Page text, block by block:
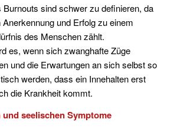
Burnouts sind schwer zu definieren, da
und Erfolg zu einem
des Menschen zählt.
es, wenn sich zwanghafte Züge
und die Erwartungen an sich selbst so
werden, dass ein Innehalten erst
die Krankheit kommt.
seelischen Symptome